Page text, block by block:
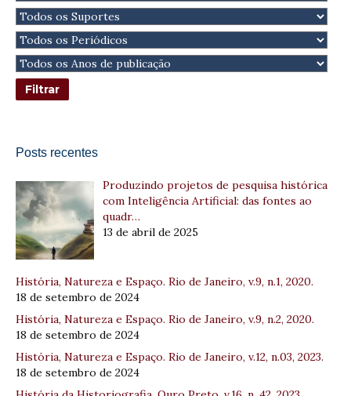
Posts recentes
Produzindo projetos de pesquisa histórica
com Inteligência Artificial: das fontes ao
quadr…
13 de abril de 2025
História, Natureza e Espaço. Rio de Janeiro, v.9, n.1, 2020.
18 de setembro de 2024
História, Natureza e Espaço. Rio de Janeiro, v.9, n.2, 2020.
18 de setembro de 2024
História, Natureza e Espaço. Rio de Janeiro, v.12, n.03, 2023.
18 de setembro de 2024